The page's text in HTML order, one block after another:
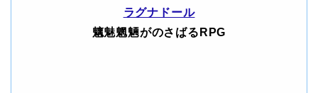
ラグナドール
魑魅魍魎がのさばるRPG